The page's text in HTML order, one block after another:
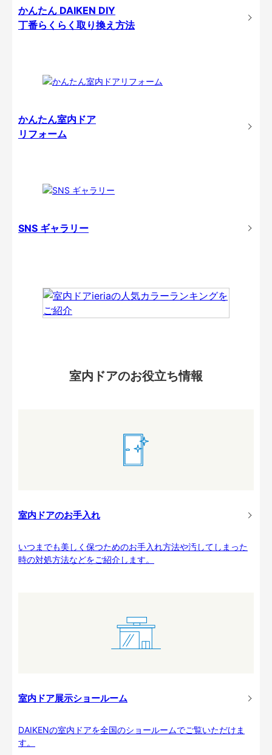
かんたん DAIKEN DIY
丁番らくらく取り換え方法
かんたん室内ドア
リフォーム
SNS ギャラリー
室内ドアのお役立ち情報
室内ドアのお手入れ
いつまでも美しく保つためのお手入れ方法や汚してしまった
時の対処方法などをご紹介します。
室内ドア展示ショールーム
DAIKENの室内ドアを全国のショールームでご覧いただけま
す。